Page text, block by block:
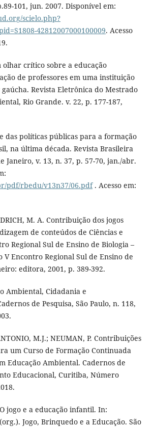
101, jun. 2007. Disponível em:
scielo.php?
42812007000100009. Acesso
olhar crítico sobre a educação
de professores em uma instituição
Revista Eletrônica do Mestrado
Rio Grande. v. 22, p. 177-187,
das políticas públicas para a formação
na última década. Revista Brasileira
Janeiro, v. 13, n. 37, p. 57-70, jan./abr.
pdf/rbedu/v13n37/06.pdf. Acesso em:
M. A. Contribuição dos jogos
de conteúdos de Ciências e
Regional Sul de Ensino de Biologia –
V Encontro Regional Sul de Ensino de
editora, 2001, p. 389-392.
Ambiental, Cidadania e
de Pesquisa, São Paulo, n. 118,
M.J.; NEUMAN, P. Contribuições
um Curso de Formação Continuada
Educação Ambiental. Cadernos de
Educacional, Curitiba, Número
jogo e a educação infantil. In:
Jogo, Brinquedo e a Educação. São